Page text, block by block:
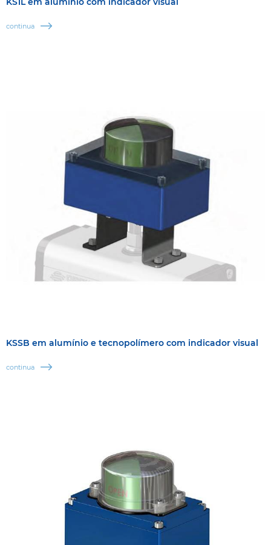
continua
KSSB em alumínio e tecnopolímero com indicador visual
continua